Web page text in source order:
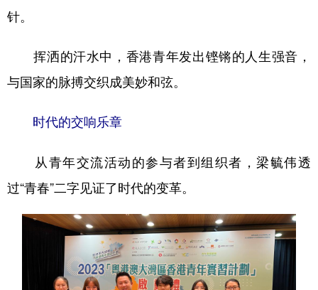
针。
挥洒的汗水中，香港青年发出铿锵的人生强音，
与国家的脉搏交织成美妙和弦。
时代的交响乐章
从青年交流活动的参与者到组织者，梁毓伟透
过“青春”二字见证了时代的变革。